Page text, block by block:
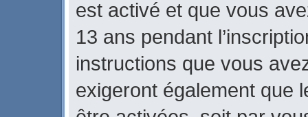
est activé et que vous
13 ans pendant
instructions que vous
exigeront également que